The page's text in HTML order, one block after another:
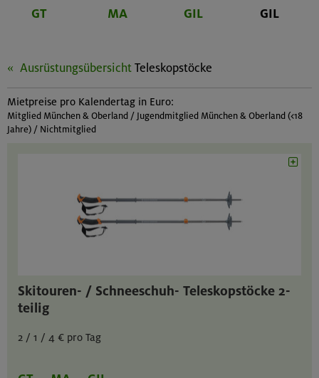
GT MA GIL GIL
AusrüstungsübersichtTeleskopstöcke
Mietpreise pro Kalendertag in Euro:
Mitglied München & Oberland / Jugendmitglied München & Oberland (<18
Jahre) / Nichtmitglied
Skitouren- / Schneeschuh- Teleskopstöcke 2-
teilig
2 / 1 / 4 € pro Tag